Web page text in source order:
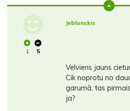
1 5
Jeblonskis
Velviens jauns
Cik noprotu no
garumā, tas
ja?